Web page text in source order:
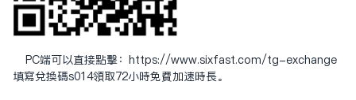
PC端可以直接点击： https://www.sixfast.com/tg-exchange
填写兑换码s014领取72小时免费加速时长。